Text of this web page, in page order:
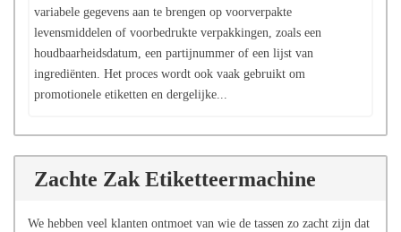
variabele gegevens aan te brengen op voorverpakte
levensmiddelen of voorbedrukte verpakkingen, zoals een
houdbaarheidsdatum, een partijnummer of een lijst van
ingrediënten. Het proces wordt ook vaak gebruikt om
promotionele etiketten en dergelijke...
Zachte Zak Etiketteermachine
We hebben veel klanten ontmoet van wie de tassen zo zacht zijn dat